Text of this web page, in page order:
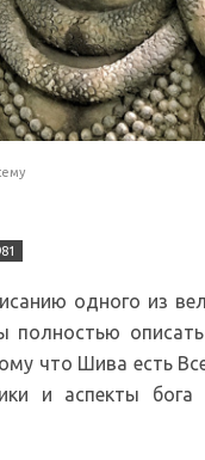
одного из
что Шива есть
и аспекты бога